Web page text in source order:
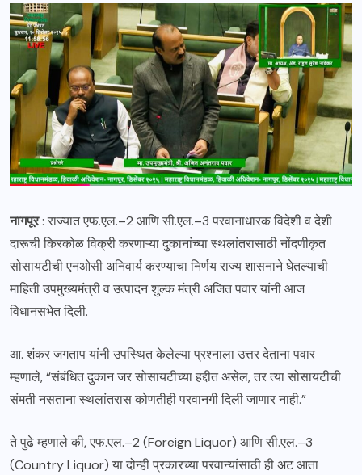
नागपूर: राज्यात एफ.एल.–2 आणि सी.एल.–3 परवानाधारक विदेशी व देशी
दारूची किरकोळ विक्री करणाऱ्या दुकानांच्या स्थलांतरासाठी नोंदणीकृत
सोसायटीची एनओसी अनिवार्य करण्याचा निर्णय राज्य शासनाने घेतल्याची
माहिती उपमुख्यमंत्री व उत्पादन शुल्क मंत्री अजित पवार यांनी आज
विधानसभेत दिली.
आ. शंकर जगताप यांनी उपस्थित केलेल्या प्रश्नाला उत्तर देताना पवार
म्हणाले, “संबंधित दुकान जर सोसायटीच्या हद्दीत असेल, तर त्या सोसायटीची
संमती नसताना स्थलांतरास कोणतीही परवानगी दिली जाणार नाही.”
ते पुढे म्हणाले की, एफ.एल.–2 (Foreign Liquor) आणि सी.एल.–3
(Country Liquor) या दोन्ही प्रकारच्या परवान्यांसाठी ही अट आता